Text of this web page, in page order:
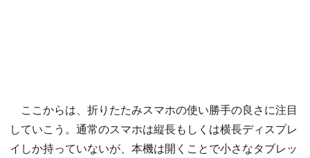
ここからは、折りたたみスマホの使い勝手の良さに注目
していこう。通常のスマホは縦長もしくは横長ディスプレ
イしか持っていないが、本機は開くことで小さなタブレッ